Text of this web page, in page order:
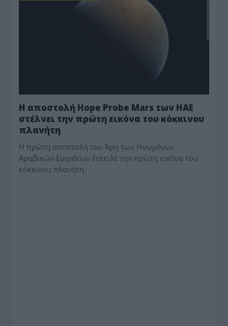
Η αποστολή Hope Probe Mars των ΗΑΕ
στέλνει την πρώτη εικόνα του κόκκινου
πλανήτη
Η πρώτη αποστολή του Άρη των Ηνωμένων
Αραβικών Εμιράτων έστειλε την πρώτη εικόνα του
κόκκινου πλανήτη.